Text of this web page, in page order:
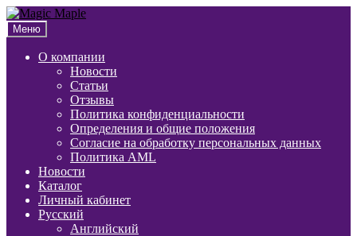
Перейти
к
навигации
Перейти
к
содержимому
Меню
О компании
Новости
Статьи
Отзывы
Политика конфиденциальности
Определения и общие положения
Согласие на обработку персональных данных
Политика AML
Новости
Каталог
Личный кабинет
Русский
Английский